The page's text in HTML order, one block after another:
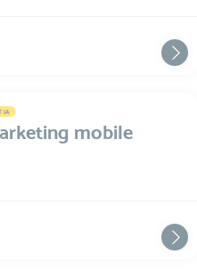
IA
mobile